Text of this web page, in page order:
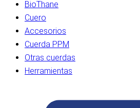
BioThane
Cuero
Accesorios
Cuerda PPM
Otras cuerdas
Herramientas